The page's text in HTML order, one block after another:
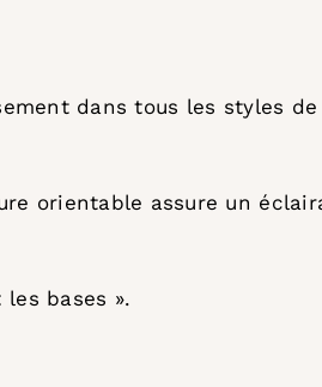
dans tous les styles de
orientable assure un
bases ».